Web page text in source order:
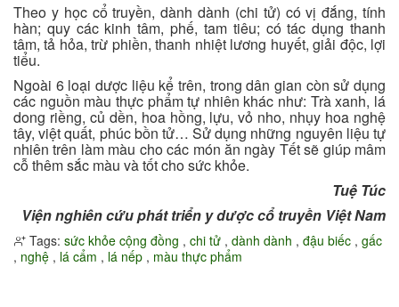
Theo y học cổ truyền, dành dành (chi tử) có vị đắng, tính
hàn; quy các kinh tâm, phế, tam tiêu; có tác dụng thanh
tâm, tả hỏa, trừ phiền, thanh nhiệt lương huyết, giải độc, lợi
tiểu.
Ngoài 6 loại dược liệu kể trên, trong dân gian còn sử dụng
các nguồn màu thực phẩm tự nhiên khác như: Trà xanh, lá
dong riềng, củ dền, hoa hồng, lựu, vỏ nho, nhụy hoa nghệ
tây, việt quất, phúc bồn tử… Sử dụng những nguyên liệu tự
nhiên trên làm màu cho các món ăn ngày Tết sẽ giúp mâm
cỗ thêm sắc màu và tốt cho sức khỏe.
Tuệ Túc
Viện nghiên cứu phát triển y dược cổ truyền Việt Nam
Tags: sức khỏe cộng đồng , chi tử , dành dành , đậu biếc , gấc
, nghệ , lá cẩm , lá nếp , màu thực phẩm